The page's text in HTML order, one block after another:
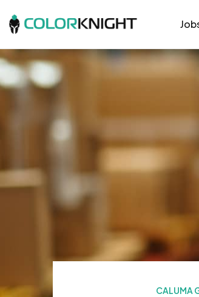
CALUMA